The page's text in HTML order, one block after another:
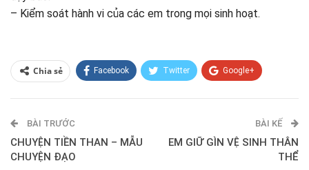
– Kiểm soát hành vi của các em trong mọi sinh hoạt.
Chia sẻ Facebook Twitter Google+
E-mail
BÀI TRƯỚC
CHUYỆN TIỀN THAN – MẪU
CHUYỆN ĐẠO
BÀI KẾ
EM GIỮ GÌN VỆ SINH THÂN
THỂ